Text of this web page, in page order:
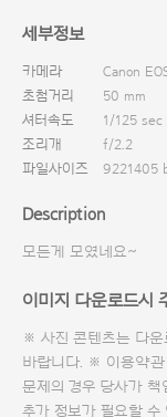
세부정보
카메라
Canon
초첨거리
50 mm
셔터속도
1/125 sec
조리개
f/2.2
파일사이즈
9221405
Description
모든게 모였네요~
이미지 다운로드시
※ 사진 콘텐츠는 다운
바랍니다. ※ 이용약관
문제의 경우 당사가 책
추가 정보가 필요할 수